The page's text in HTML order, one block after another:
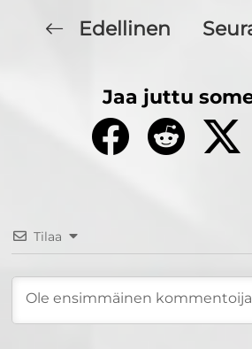
Edellinen
Jaa juttu
Tilaa